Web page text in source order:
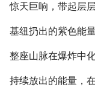
惊天巨响，带起层层
基纽扔出的紫色能
整座山脉在爆炸中化
持续放出的能量，